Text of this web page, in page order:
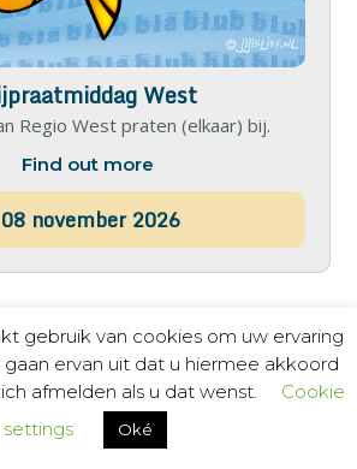
West
Regio West praten (elkaar) bij.
Find out more
08 november 2026
gebruik van cookies om uw ervaring
ervan uit dat u hiermee akkoord
afmelden als u dat wenst.
Cookie
settings
Oké